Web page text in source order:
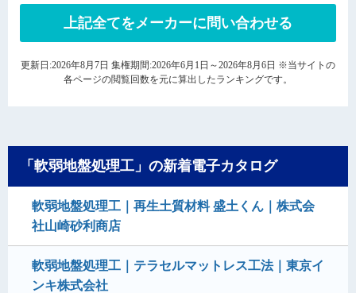
上記全てをメーカーに問い合わせる
更新日:2026年8月7日 集権期間:2026年6月1日～2026年8月6日 ※当サイトの
各ページの閲覧回数を元に算出したランキングです。
「軟弱地盤処理工」の新着電子カタログ
軟弱地盤処理工｜再生土質材料 盛土くん｜株式会
社山崎砂利商店
軟弱地盤処理工｜テラセルマットレス工法｜東京イ
ンキ株式会社